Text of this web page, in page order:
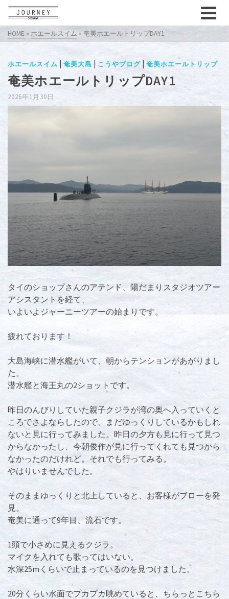
HOME » ホエールスイム » 奄美ホエールトリップDAY1
ホエールスイム | 奄美大島 | こうやブログ | 奄美ホエールトリップ
奄美ホエールトリップDAY1
2026年1月30日
タイのショップさんのアテンド、陽だまりスタジオツアー
アシスタントを経て、
いよいよジャーニーツアーの始まりです。
疲れております！
大島海峡に潜水艦がいて、朝からテンションがあがりまし
た。
潜水艦と海王丸の2ショットです。
昨日のんびりしていた親子クジラが湾の奥へ入っていくと
ころでさよならしたので、まだゆっくりしているかもしれ
ないと見に行ってみました。昨日の夕方も見に行って見つ
からなかったし、今朝俊作が見に行ってくれても見つから
なかったのだけれど。それでも行ってみる。
やはりいませんでした。
そのままゆっくりと北上していると、お客様がブローを発
見。
奄美に通って9年目、流石です。
1頭で小さめに見えるクジラ。
マイクを入れても歌ってはいない。
水深25mくらいで止まっているのを見つけました。
20分くらい水面でプカプカ眺めていると、ちらっとこちら